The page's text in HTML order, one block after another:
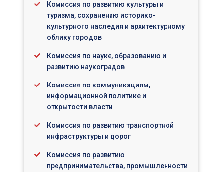
Комиссия по развитию культуры и
туризма, сохранению историко-
культурного наследия и архитектурному
облику городов
Комиссия по науке, образованию и
развитию наукоградов
Комиссия по коммуникациям,
информационной политике и
открытости власти
Комиссия по развитию транспортной
инфраструктуры и дорог
Комиссия по развитию
предпринимательства, промышленности